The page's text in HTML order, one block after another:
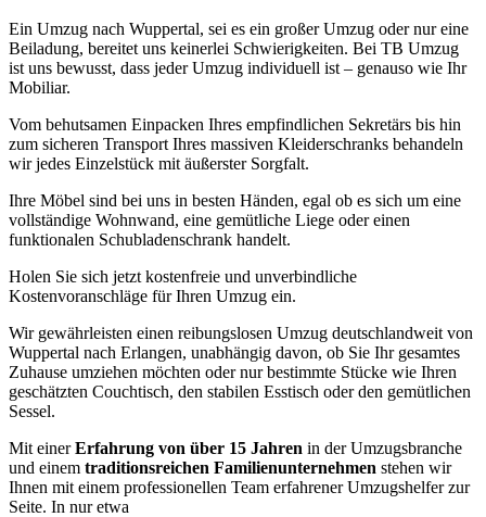
Ein Umzug nach Wuppertal, sei es ein großer Umzug oder nur eine
Beiladung, bereitet uns keinerlei Schwierigkeiten. Bei TB Umzug
ist uns bewusst, dass jeder Umzug individuell ist – genauso wie Ihr
Mobiliar.
Vom behutsamen Einpacken Ihres empfindlichen Sekretärs bis hin
zum sicheren Transport Ihres massiven Kleiderschranks behandeln
wir jedes Einzelstück mit äußerster Sorgfalt.
Ihre Möbel sind bei uns in besten Händen, egal ob es sich um eine
vollständige Wohnwand, eine gemütliche Liege oder einen
funktionalen Schubladenschrank handelt.
Holen Sie sich jetzt kostenfreie und unverbindliche
Kostenvoranschläge für Ihren Umzug ein.
Wir gewährleisten einen reibungslosen Umzug deutschlandweit von
Wuppertal nach Erlangen, unabhängig davon, ob Sie Ihr gesamtes
Zuhause umziehen möchten oder nur bestimmte Stücke wie Ihren
geschätzten Couchtisch, den stabilen Esstisch oder den gemütlichen
Sessel.
Mit einerErfahrung von über 15 Jahren in der Umzugsbranche
und einem traditionsreichen Familienunternehmen stehen wir
Ihnen mit einem professionellen Team erfahrener Umzugshelfer zur
Seite. In nur etwa